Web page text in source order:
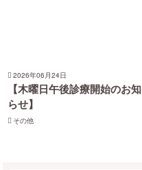
2026年06月24日
【木曜日午後診療開始のお知
らせ】
その他